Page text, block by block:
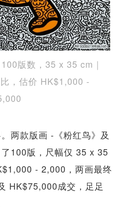
版数，35 x 35 cm｜
，估价 HK$1,000 -
两款版画 -《粉红鸟》及
了100版，尺幅仅 35 x 35
- 2,000，两画最终
HK$75,000成交，足足